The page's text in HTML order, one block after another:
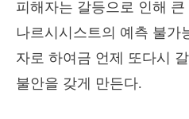
피해자는 갈등으로 인해
나르시시스트의 예측 불가
자로 하여금 언제 또다시
불안을 갖게 만든다.